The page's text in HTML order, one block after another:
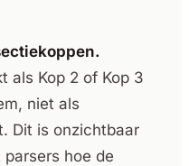
als Kop 2 of Kop 3
niet als
Dit is onzichtbaar
hoe de